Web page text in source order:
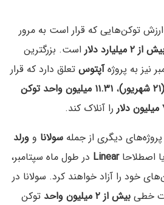
توکن‌هایی که قرار است به مرور
از ۲ میلیارد دلار
است. بزرگترین
نیز به پروژهآپتوس تعلق دارد که قرار
،
۱۱.۳۱ میلیون واحد توکن
را آنلاک کند.
دیگری از جمله سولانا و ورلد
یا اصطلاحاLinear در طول ماه سپتامبر،
خود را آزاد خواهند کرد. سولانا در
خطی بیش از ۲ میلیون واحد
توکن